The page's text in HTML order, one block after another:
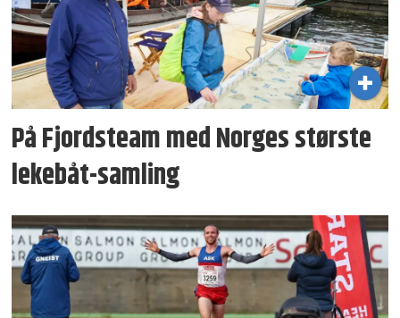
På Fjordsteam med Norges største
lekebåt-samling